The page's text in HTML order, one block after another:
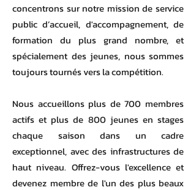
concentrons sur notre mission de service
public d’accueil, d'accompagnement, de
formation du plus grand nombre, et
spécialement des jeunes, nous sommes
toujours tournés vers la compétition.
Nous accueillons plus de 700 membres
actifs et plus de 800 jeunes en stages
chaque saison dans un cadre
exceptionnel, avec des infrastructures de
haut niveau. Offrez-vous l'excellence et
devenez membre de l'un des plus beaux